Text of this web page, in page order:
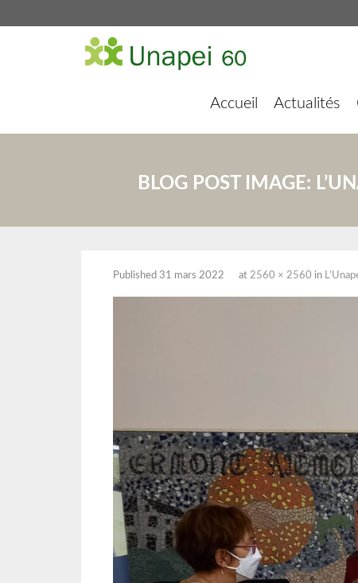
Accueil Actualités
BLOG POST IMAGE:
Published 31 mars 2022 at 2560 × 2560 in